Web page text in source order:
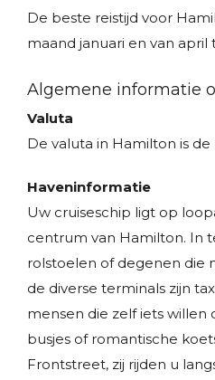
De beste reistijd voor
maand januari en van
Algemene informatie
Valuta
De valuta in Hamilton is
Haveninformatie
Uw cruiseschip ligt op
centrum van Hamilton. In
rolstoelen of degenen die
de diverse terminals zijn
mensen die zelf iets willen
busjes of romantische
Frontstreet, zij rijden u